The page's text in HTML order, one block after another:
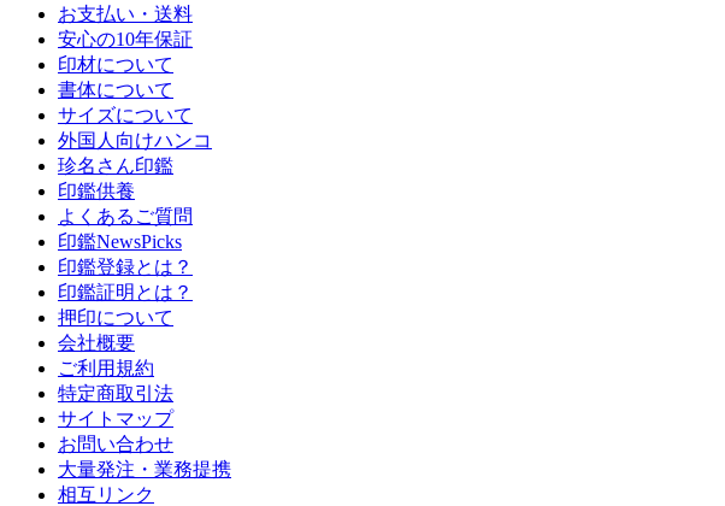
お支払い・送料
安心の10年保証
印材について
書体について
サイズについて
外国人向けハンコ
珍名さん印鑑
印鑑供養
よくあるご質問
印鑑NewsPicks
印鑑登録とは？
印鑑証明とは？
押印について
会社概要
ご利用規約
特定商取引法
サイトマップ
お問い合わせ
大量発注・業務提携
相互リンク